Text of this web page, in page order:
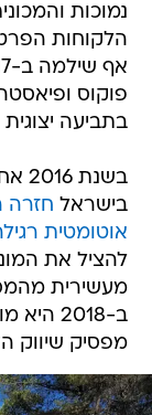
נמוכות
הלקוחות
פוקוס
בתביעה יצוגית שהוגשה
בישראל חזרה
אוטומטית
מעשירית
מפסיק שיווק